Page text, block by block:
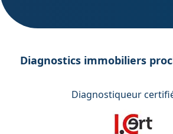
énergétique
Diagnostics immobiliers
Diagnostiqueur